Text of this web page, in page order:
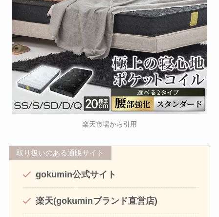
楽天市場から引用
取り扱いのある通販サイト
gokumin公式サイト
楽天(gokuminブランド直営店)